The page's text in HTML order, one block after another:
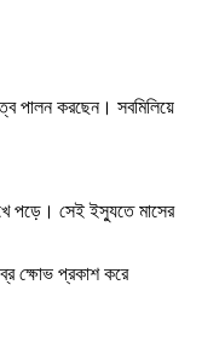
পালন করছেন। সবমিলিয়ে
পড়ে। সেই ইস্যুতে মাসের
ক্ষোভ প্রকাশ করে